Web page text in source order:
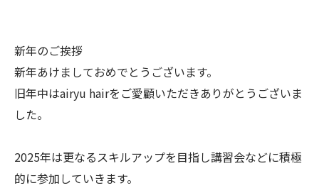
新年のご挨拶
新年あけましておめでとうございます。
旧年中はairyu hairをご愛顧いただきありがとうございま
した。
2025年は更なるスキルアップを目指し講習会などに積極
的に参加していきます。